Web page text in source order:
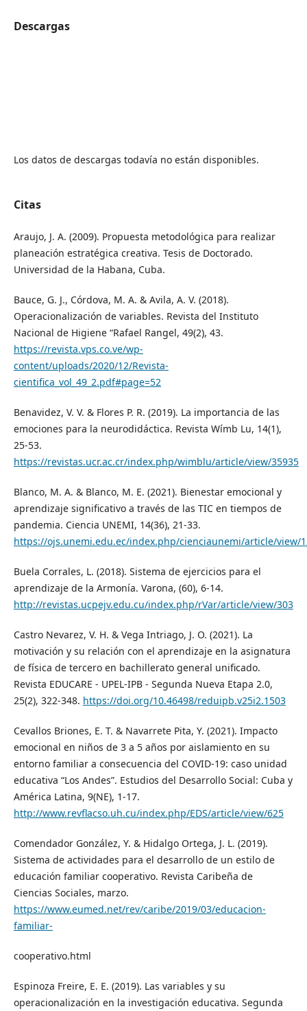
Descargas
Los datos de descargas todavía no están disponibles.
Citas
Araujo, J. A. (2009). Propuesta metodológica para realizar
planeación estratégica creativa. Tesis de Doctorado.
Universidad de la Habana, Cuba.
Bauce, G. J., Córdova, M. A. & Avila, A. V. (2018).
Operacionalización de variables. Revista del Instituto
Nacional de Higiene “Rafael Rangel, 49(2), 43.
https://revista.vps.co.ve/wp-
content/uploads/2020/12/Revista-
cientifica_vol_49_2.pdf#page=52
Benavidez, V. V. & Flores P. R. (2019). La importancia de las
emociones para la neurodidáctica. Revista Wímb Lu, 14(1),
25-53.
https://revistas.ucr.ac.cr/index.php/wimblu/article/view/35935
Blanco, M. A. & Blanco, M. E. (2021). Bienestar emocional y
aprendizaje significativo a través de las TIC en tiempos de
pandemia. Ciencia UNEMI, 14(36), 21-33.
https://ojs.unemi.edu.ec/index.php/cienciaunemi/article/view/
Buela Corrales, L. (2018). Sistema de ejercicios para el
aprendizaje de la Armonía. Varona, (60), 6-14.
http://revistas.ucpejv.edu.cu/index.php/rVar/article/view/303
Castro Nevarez, V. H. & Vega Intriago, J. O. (2021). La
motivación y su relación con el aprendizaje en la asignatura
de física de tercero en bachillerato general unificado.
Revista EDUCARE - UPEL-IPB - Segunda Nueva Etapa 2.0,
25(2), 322-348. https://doi.org/10.46498/reduipb.v25i2.1503
Cevallos Briones, E. T. & Navarrete Pita, Y. (2021). Impacto
emocional en niños de 3 a 5 años por aislamiento en su
entorno familiar a consecuencia del COVID-19: caso unidad
educativa “Los Andes”. Estudios del Desarrollo Social: Cuba y
América Latina, 9(NE), 1-17.
http://www.revflacso.uh.cu/index.php/EDS/article/view/625
Comendador González, Y. & Hidalgo Ortega, J. L. (2019).
Sistema de actividades para el desarrollo de un estilo de
educación familiar cooperativo. Revista Caribeña de
Ciencias Sociales, marzo.
https://www.eumed.net/rev/caribe/2019/03/educacion-
familiar-
cooperativo.html
Espinoza Freire, E. E. (2019). Las variables y su
operacionalización en la investigación educativa. Segunda